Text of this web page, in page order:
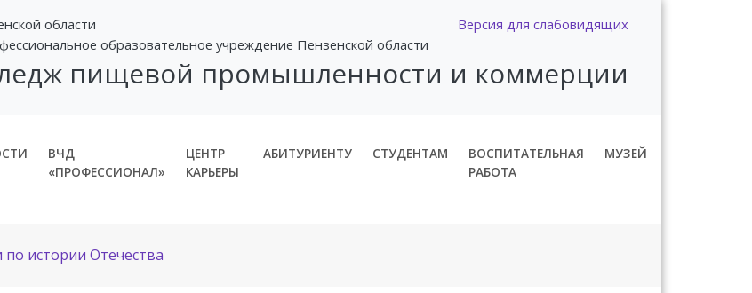
Версия для слабовидящих
области
образовательное учреждение Пензенской области
пищевой промышленности и коммерции
ВЧД
«ПРОФЕССИОНАЛ»
ЦЕНТР
КАРЬЕРЫ
АБИТУРИЕНТУ СТУДЕНТАМ
ВОСПИТАТЕЛЬНАЯ
РАБОТА
МУЗЕЙ
истории Отечества